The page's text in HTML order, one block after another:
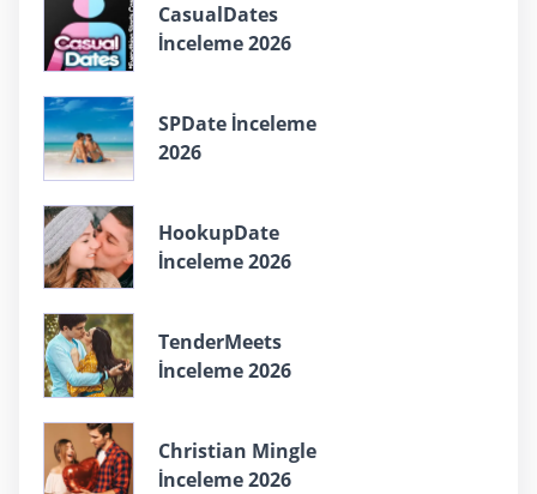
СasualDates
İnceleme 2026
SPDate İnceleme
2026
HookupDate
İnceleme 2026
TenderMeets
İnceleme 2026
Christian Mingle
İnceleme 2026